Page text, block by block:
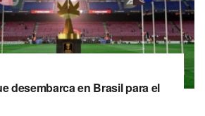
desembarca en Brasil para el